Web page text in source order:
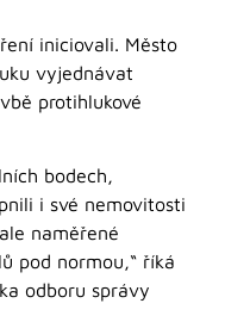
iniciovali. Město
vyjednávat
protihlukové
bodech,
i své nemovitosti
naměřené
pod normou,“ říká
odboru správy